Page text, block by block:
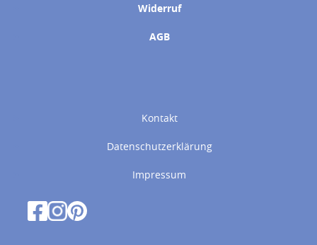
Widerruf
AGB
Kontakt
Datenschutzerklärung
Impressum